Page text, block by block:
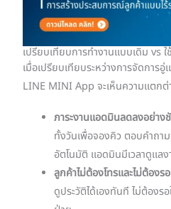
เปรียบเทียบการทำงานแบบเดิม vs
เมื่อเปรียบเทียบระหว่างการจัดการ
LINE MINI App จะเห็นความแตก
ภาระงานแอดมินลดลงอย่าง
ทั้งวันเพื่อจองคิว ตอบคำถา
อัตโนมัติ แอดมินมีเวลาดูแล
ลูกค้าไม่ต้องโทรและไม่ต้องร
ดูประวัติได้เองทันที ไม่ต้องร